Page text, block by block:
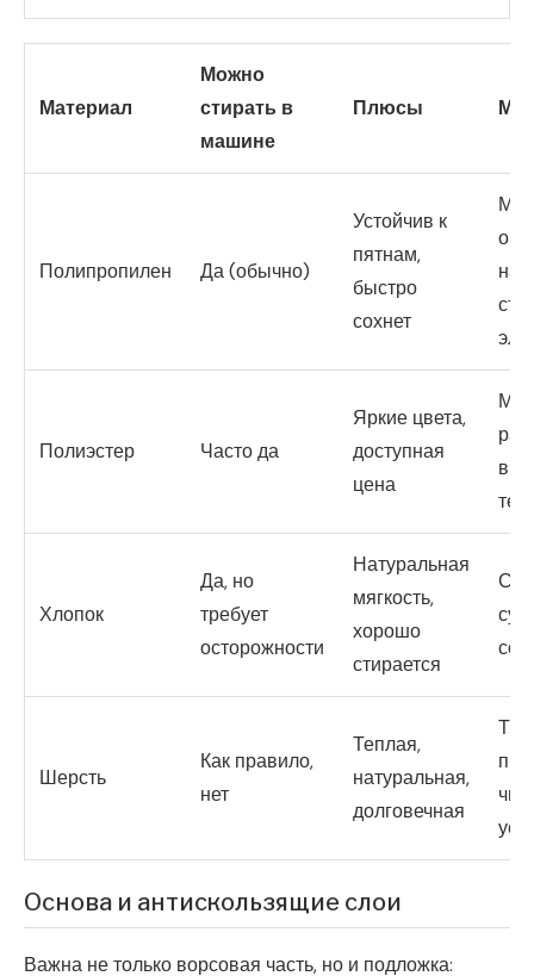
Материал
Можно
стирать в
машине
Плюсы
Полипропилен Да (обычно)
Устойчив к
пятнам,
быстро
сохнет
Полиэстер Часто да
Яркие цвета,
доступная
цена
Хлопок
Да, но
требует
осторожности
Натуральная
мягкость,
хорошо
стирается
Шерсть
Как правило,
нет
Теплая,
натуральная,
долговечная
Основа и антискользящие слои
Важна не только ворсовая часть, но и подложка: